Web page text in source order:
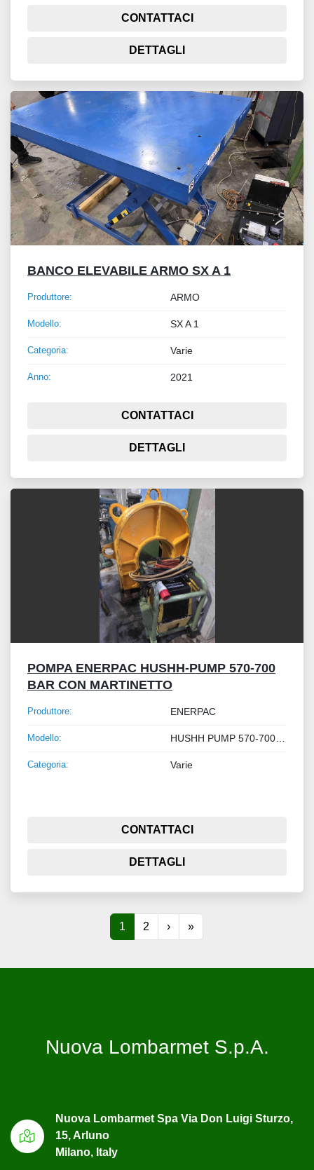
CONTATTACI
DETTAGLI
BANCO ELEVABILE ARMO SX A 1
Produttore: ARMO
Modello: SX A 1
Categoria: Varie
Anno: 2021
CONTATTACI
DETTAGLI
POMPA ENERPAC HUSHH-PUMP 570-700
BAR CON MARTINETTO
Produttore: ENERPAC
Modello: HUSHH PUMP 570-700 BAR
Categoria: Varie
CONTATTACI
DETTAGLI
1 2 › »
Nuova Lombarmet S.p.A.
Nuova Lombarmet Spa Via Don Luigi Sturzo,
15, Arluno
Milano, Italy